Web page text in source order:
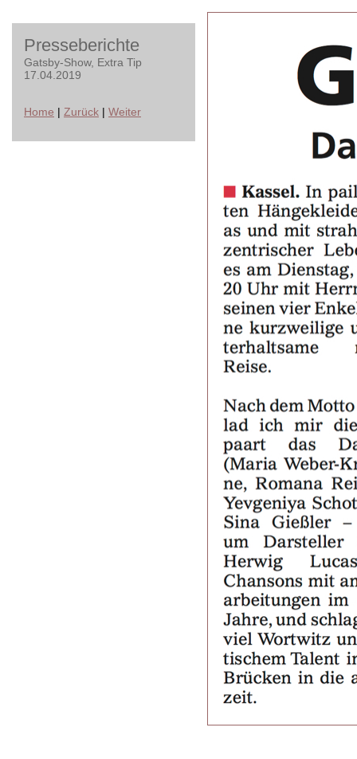
Presseberichte
Gatsby-Show, Extra Tip
17.04.2019
Home | Zurück | Weiter